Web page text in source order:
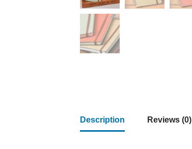
Description Reviews (0)